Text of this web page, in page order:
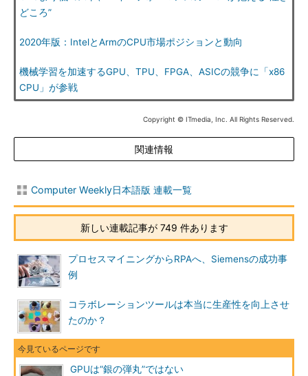
どころ”
2020年版：IntelとArmのCPU市場ポジションと動向
機械学習を加速するGPU、TPU、FPGA、ASICの競争に「x86
CPU」が参戦
Copyright © ITmedia, Inc. All Rights Reserved.
関連情報
Computer Weekly日本語版 連載一覧
新しい連載記事が 749 件あります
プロセスマイニングからRPAへ、Siemensの成功事
例
コラボレーションツールは本当に生産性を向上させ
たのか？
GPUは“銀の弾丸”ではない